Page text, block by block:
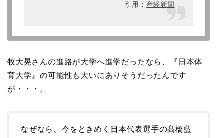
引用： 産経新聞
牧大晃さんの進路が大学へ進学だったなら、
『日本体
育大学』の可能性も大いにありそうだったんです
が・・・。
なぜなら、今をときめく日本代表選手の髙橋藍